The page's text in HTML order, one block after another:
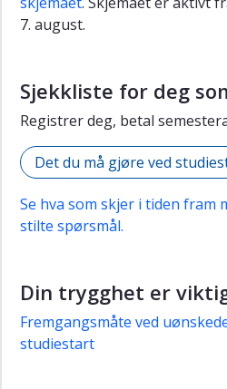
7. august.
Sjekkliste for deg
Registrer deg, betal
Det du må gjøre ved
Se hva som skjer i tiden fram
stilte spørsmål.
Din trygghet er
Fremgangsmåte ved
studiestart